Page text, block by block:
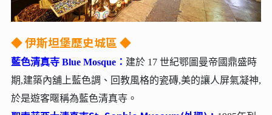
◆ 伊斯坦堡歷史城區 ◆
藍色清真寺 Blue Mosque： 建於 17 世紀鄂圖曼帝國鼎盛時
期,建築內舖上藍色調、回教風格的瓷磚,美的讓人屏氣凝神,
於是遊客暱稱為藍色清真寺。